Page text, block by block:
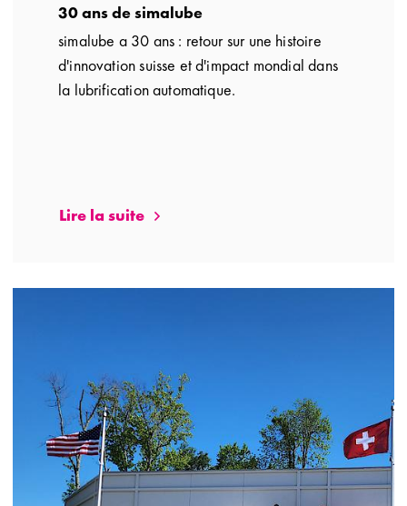
30 ans de simalube
simalube a 30 ans : retour sur une histoire
d'innovation suisse et d'impact mondial dans
la lubrification automatique.
Lire la suite